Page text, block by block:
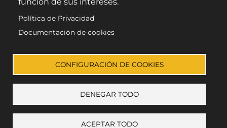
Accesibilidad
Política de Privacidad
Documentación de cookies
CONFIGURACIÓN DE COOKIES
DENEGAR TODO
ACEPTAR TODO
© Todos los derechos reservados